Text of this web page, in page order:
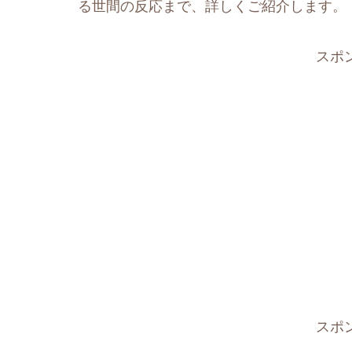
る世間の反応まで、詳しくご紹介します。
スポ
スポ